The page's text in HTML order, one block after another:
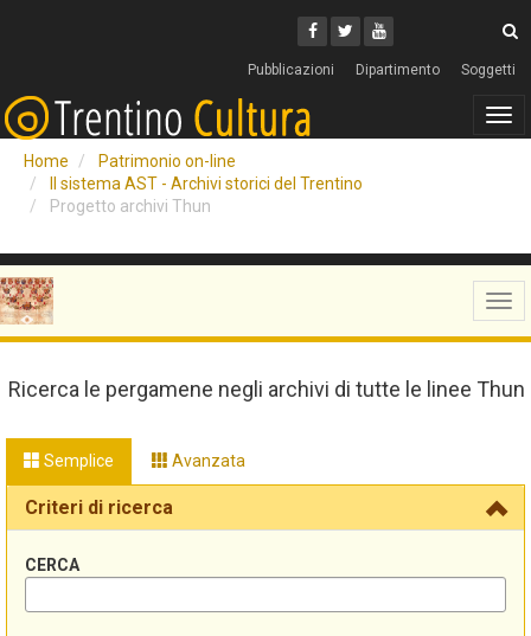
Facebook
Twitter
Youtube
Pubblicazioni Dipartimento Soggetti
Home
Patrimonio on-line
Il sistema AST - Archivi storici del Trentino
Progetto archivi Thun
Ricerca le pergamene negli archivi di tutte le linee Thun
Semplice Avanzata
Criteri di ricerca
CERCA